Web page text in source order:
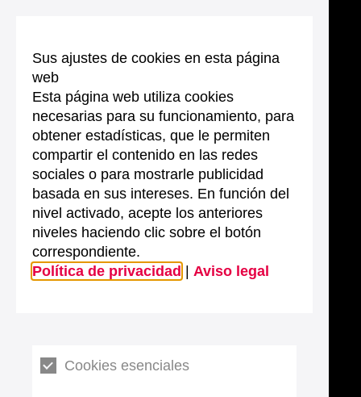
Sus ajustes de cookies en esta página
web
Esta página web utiliza cookies
necesarias para su funcionamiento, para
obtener estadísticas, que le permiten
compartir el contenido en las redes
sociales o para mostrarle publicidad
basada en sus intereses. En función del
nivel activado, acepte los anteriores
niveles haciendo clic sobre el botón
correspondiente.
Política de privacidad
Aviso legal
Cookies esenciales